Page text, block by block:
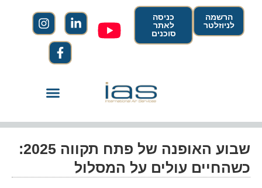
הרשמה
לניוזלטר
כניסה
לאתר
סוכנים
שבוע האופנה של פתח תקווה 2025:
כשהחיים עולים על המסלול